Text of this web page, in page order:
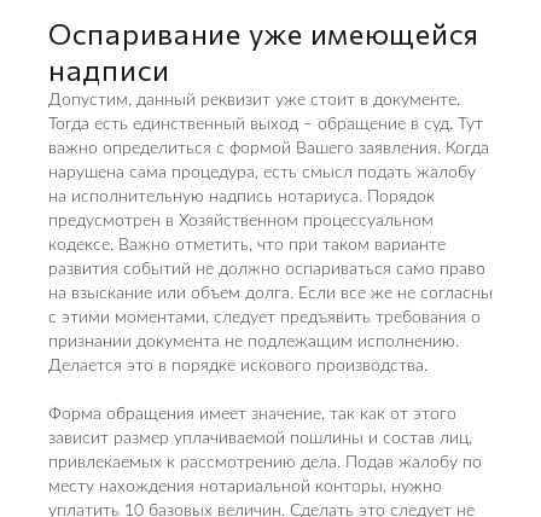
Оспаривание уже имеющейся
надписи
Допустим, данный реквизит уже стоит в документе.
Тогда есть единственный выход – обращение в суд. Тут
важно определиться с формой Вашего заявления. Когда
нарушена сама процедура, есть смысл подать жалобу
на исполнительную надпись нотариуса. Порядок
предусмотрен в Хозяйственном процессуальном
кодексе. Важно отметить, что при таком варианте
развития событий не должно оспариваться само право
на взыскание или объем долга. Если все же не согласны
с этими моментами, следует предъявить требования о
признании документа не подлежащим исполнению.
Делается это в порядке искового производства.
Форма обращения имеет значение, так как от этого
зависит размер уплачиваемой пошлины и состав лиц,
привлекаемых к рассмотрению дела. Подав жалобу по
месту нахождения нотариальной конторы, нужно
уплатить 10 базовых величин. Сделать это следует не